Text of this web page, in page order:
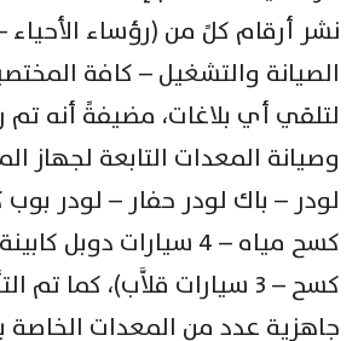
نشر أرقام كلً من (رؤساء
الصيانة والتشغيل – كافة
لتلقي أي بلاغات، مضيفةً أنه تم
لودر – باك لودر حفار – لودر
كسح – 3 سيارات قلاَّب)، كما تم
جاهزية عدد من المعدات